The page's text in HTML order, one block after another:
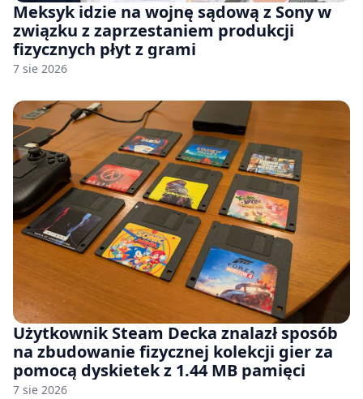
Meksyk idzie na wojnę sądową z Sony w
związku z zaprzestaniem produkcji
fizycznych płyt z grami
7 sie 2026
Użytkownik Steam Decka znalazł sposób
na zbudowanie fizycznej kolekcji gier za
pomocą dyskietek z 1.44 MB pamięci
7 sie 2026